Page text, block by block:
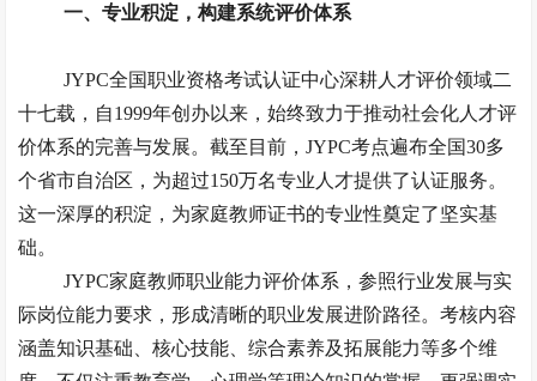
一、 专业积淀，构建系统评价体系
JYPC全国职业资格考试认证中心深耕人才评价领域二
十七载，自1999年创办以来，始终致力于推动社会化人才评
价体系的完善与发展。截至目前，JYPC考点遍布全国30多
个省市自治区，为超过150万名专业人才提供了认证服务。
这一深厚的积淀，为家庭教师证书的专业性奠定了坚实基
础。
JYPC家庭教师职业能力评价体系，参照行业发展与实
际岗位能力要求，形成清晰的职业发展进阶路径。考核内容
涵盖知识基础、核心技能、综合素养及拓展能力等多个维